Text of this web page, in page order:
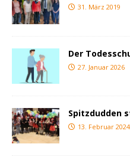
31. März 2019
Der
27. Januar 2026
Spitzdudden
13. Februar 2024